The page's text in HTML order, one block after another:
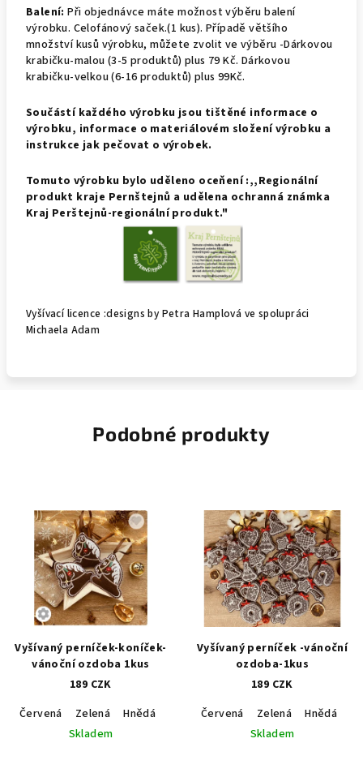
Balení:Při objednávce máte možnost výběru balení
výrobku. Celofánový saček.(1 kus).Případě většího
množství kusů výrobku, můžete zvolit ve výběru -Dárkovou
krabičku-malou (3-5 produktů) plus 79 Kč. Dárkovou
krabičku-velkou (6-16 produktů) plus 99Kč.
Součástí každého výrobku jsou tištěné informace o
výrobku, informace o materiálovém složení výrobku a
instrukce jak pečovat o výrobek.
Tomuto výrobku bylo uděleno oceňení :,,Regionální
produkt kraje Pernštejnů a udělena ochranná známka
Kraj Perštejnů-regionální produkt."
Vyšívací licence :designs by Petra Hamplová ve spolupráci
Michaela Adam
Podobné produkty
Vyšívaný perníček-koníček-
vánoční ozdoba 1kus
189 CZK
Červená
Zelená Hnědá
Modrá
Skladem
Vyšívaný perníček -vánoční
ozdoba-1kus
189 CZK
Červená
Zelená Hnědá
Skladem